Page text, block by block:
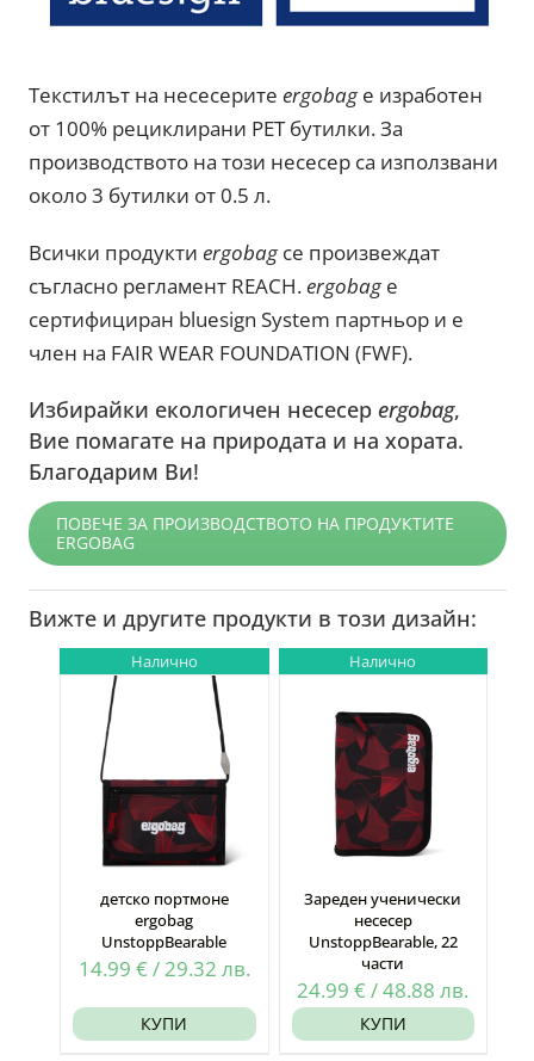
Текстилът на несесеритеergobagе изработен
от 100% рециклирани PET бутилки. За
производството на този несесер са използвани
около 3 бутилки от 0.5 л.
Всички продуктиergobagсе произвеждат
съгласно регламент REACH.ergobagе
сертифициран bluesign System партньор и е
член на FAIR WEAR FOUNDATION (FWF).
Избирайки екологичен несесерergobag,
Вие помагате на природата и на хората.
Благодарим Ви!
ПОВЕЧЕ ЗА ПРОИЗВОДСТВОТО НА ПРОДУКТИТЕ
ERGOBAG
Вижте и другите продукти в този дизайн:
Налично
детско портмоне
ergobag
UnstoppBearable
14.99 € /29.32 лв.
КУПИ
Налично
Зареден ученически
несесер
UnstoppBearable, 22
части
24.99€ /48.88лв.
КУПИ